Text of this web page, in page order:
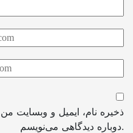
ذخیره نام، ایمیل و وبسایت
دوباره دیدگاهی می‌نویسم.